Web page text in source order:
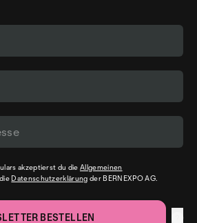
akzeptierst du dieAllgemeinen
Datenschutzerklärung der BERNEXPO AG.